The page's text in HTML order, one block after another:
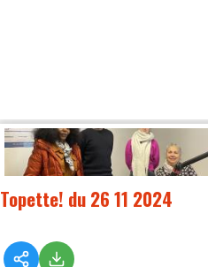
Topette! du 26 11 2024